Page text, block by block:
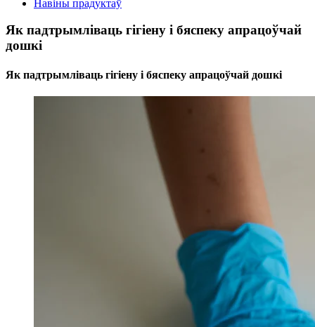
Навіны прадуктаў
Як падтрымліваць гігіену і бяспеку апрацоўчай
дошкі
Як падтрымліваць гігіену і бяспеку апрацоўчай дошкі